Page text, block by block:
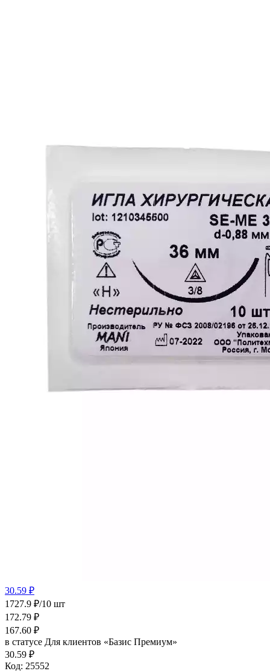
30.59 ₽
1727.9 ₽/10 шт
172.79 ₽
167.60 ₽
в статусе Для клиентов «Базис Премиум»
30.59 ₽
Код: 25552